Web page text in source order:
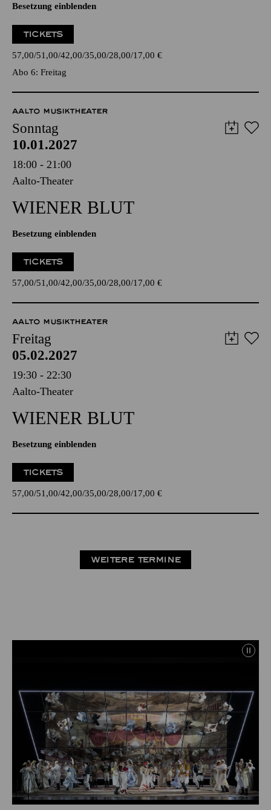
Besetzung einblenden
TICKETS
57,00 51,00 42,00 35,00 28,00 17,00 €
Abo 6: Freitag
AALTO MUSIKTHEATER
Sonntag
10.01.2027
18:00 - 21:00
Aalto-Theater
WIENER BLUT
Besetzung einblenden
TICKETS
57,00 51,00 42,00 35,00 28,00 17,00 €
AALTO MUSIKTHEATER
Freitag
05.02.2027
19:30 - 22:30
Aalto-Theater
WIENER BLUT
Besetzung einblenden
TICKETS
57,00 51,00 42,00 35,00 28,00 17,00 €
WEITERE TERMINE